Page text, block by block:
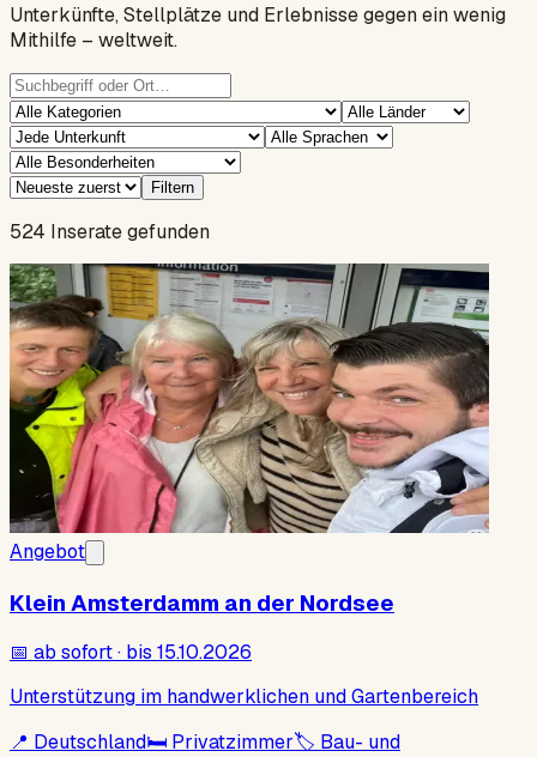
Unterkünfte, Stellplätze und Erlebnisse gegen ein wenig
Mithilfe – weltweit.
Filtern
524 Inserate gefunden
Angebot
Klein Amsterdamm an der Nordsee
📅 ab sofort · bis 15.10.2026
Unterstützung im handwerklichen und Gartenbereich
📍 Deutschland🛏 Privatzimmer🏷 Bau- und